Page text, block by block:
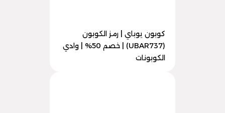
كوبون يوباي | رمز الكوبون
(UBAR737) | خصم 50% | وادي
الكوبونات